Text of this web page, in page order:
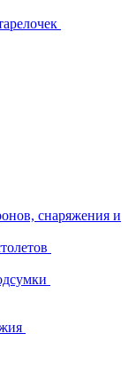
снаряжения и